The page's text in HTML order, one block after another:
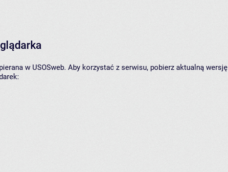
w USOSweb. Aby korzystać z serwisu, pobierz aktualną wersję